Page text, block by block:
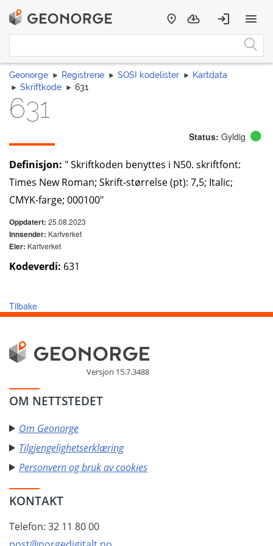
Geonorge Registrene SOSI kodelister
Kartdata
Skriftkode
631
631
Status: Gyldig
Definisjon: " Skriftkoden benyttes i N50. skriftfont:
Times New Roman; Skrift-størrelse (pt): 7,5; Italic;
CMYK-farge; 000100"
Oppdatert: 25.08.2023
Innsender: Kartverket
Eier: Kartverket
Kodeverdi: 631
Tilbake